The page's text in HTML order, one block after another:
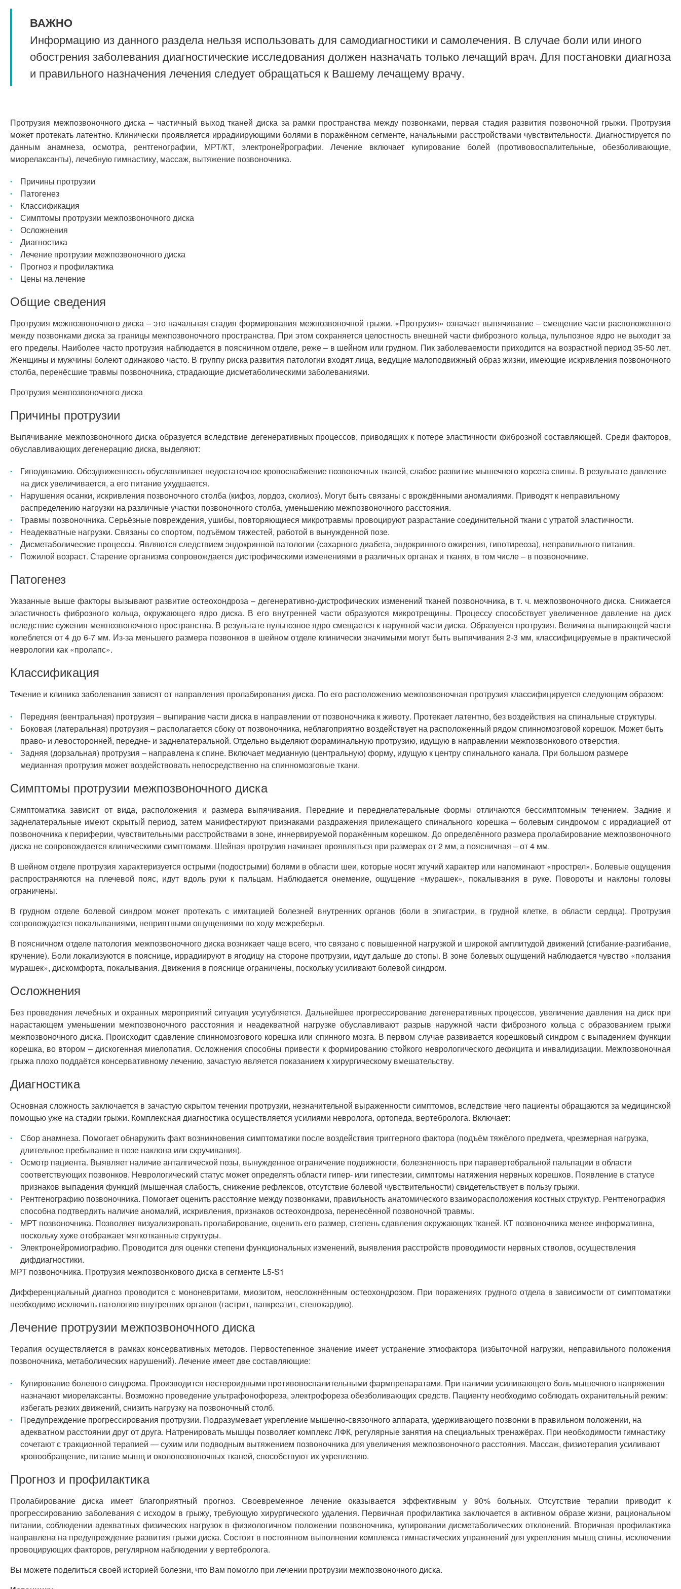
ВАЖНО
Информацию из данного раздела нельзя использовать для самодиагностики и самолечения. В случае боли или иного
обострения заболевания диагностические исследования должен назначать только лечащий врач. Для постановки диагноза
и правильного назначения лечения следует обращаться к Вашему лечащему врачу.
Протрузия межпозвоночного диска – частичный выход тканей диска за рамки пространства между позвонками, первая стадия развития позвоночной грыжи. Протрузия
может протекать латентно. Клинически проявляется иррадиирующими болями в поражённом сегменте, начальными расстройствами чувствительности. Диагностируется по
данным анамнеза, осмотра, рентгенографии, МРТ/КТ, электронейрографии. Лечение включает купирование болей (противовоспалительные, обезболивающие,
миорелаксанты), лечебную гимнастику, массаж, вытяжение позвоночника.
Причины протрузии
Патогенез
Классификация
Симптомы протрузии межпозвоночного диска
Осложнения
Диагностика
Лечение протрузии межпозвоночного диска
Прогноз и профилактика
Цены на лечение
Общие сведения
Протрузия межпозвоночного диска – это начальная стадия формирования межпозвоночной грыжи. «Протрузия» означает выпячивание – смещение части расположенного
между позвонками диска за границы межпозвоночного пространства. При этом сохраняется целостность внешней части фиброзного кольца, пульпозное ядро не выходит за
его пределы. Наиболее часто протрузия наблюдается в поясничном отделе, реже – в шейном или грудном. Пик заболеваемости приходится на возрастной период 35-50 лет.
Женщины и мужчины болеют одинаково часто. В группу риска развития патологии входят лица, ведущие малоподвижный образ жизни, имеющие искривления позвоночного
столба, перенёсшие травмы позвоночника, страдающие дисметаболическими заболеваниями.
Протрузия межпозвоночного диска
Причины протрузии
Выпячивание межпозвоночного диска образуется вследствие дегенеративных процессов, приводящих к потере эластичности фиброзной составляющей. Среди факторов,
обуславливающих дегенерацию диска, выделяют:
Гиподинамию. Обездвиженность обуславливает недостаточное кровоснабжение позвоночных тканей, слабое развитие мышечного корсета спины. В результате давление
на диск увеличивается, а его питание ухудшается.
Нарушения осанки, искривления позвоночного столба (кифоз, лордоз, сколиоз). Могут быть связаны с врождёнными аномалиями. Приводят к неправильному
распределению нагрузки на различные участки позвоночного столба, уменьшению межпозвоночного расстояния.
Травмы позвоночника. Серьёзные повреждения, ушибы, повторяющиеся микротравмы провоцируют разрастание соединительной ткани с утратой эластичности.
Неадекватные нагрузки. Связаны со спортом, подъёмом тяжестей, работой в вынужденной позе.
Дисметаболические процессы. Являются следствием эндокринной патологии (сахарного диабета, эндокринного ожирения, гипотиреоза), неправильного питания.
Пожилой возраст. Старение организма сопровождается дистрофическими изменениями в различных органах и тканях, в том числе – в позвоночнике.
Патогенез
Указанные выше факторы вызывают развитие остеохондроза – дегенеративно-дистрофических изменений тканей позвоночника, в т. ч. межпозвоночного диска. Снижается
эластичность фиброзного кольца, окружающего ядро диска. В его внутренней части образуются микротрещины. Процессу способствует увеличенное давление на диск
вследствие сужения межпозвоночного пространства. В результате пульпозное ядро смещается к наружной части диска. Образуется протрузия. Величина выпирающей части
колеблется от 4 до 6-7 мм. Из-за меньшего размера позвонков в шейном отделе клинически значимыми могут быть выпячивания 2-3 мм, классифицируемые в практической
неврологии как «пролапс».
Классификация
Течение и клиника заболевания зависят от направления пролабирования диска. По его расположению межпозвоночная протрузия классифицируется следующим образом:
Передняя (вентральная) протрузия – выпирание части диска в направлении от позвоночника к животу. Протекает латентно, без воздействия на спинальные структуры.
Боковая (латеральная) протрузия – располагается сбоку от позвоночника, неблагоприятно воздействует на расположенный рядом спинномозговой корешок. Может быть
право- и левосторонней, передне- и заднелатеральной. Отдельно выделяют фораминальную протрузию, идущую в направлении межпозвонкового отверстия.
Задняя (дорзальная) протрузия – направлена к спине. Включает медианную (центральную) форму, идущую к центру спинального канала. При большом размере
медианная протрузия может воздействовать непосредственно на спинномозговые ткани.
Симптомы протрузии межпозвоночного диска
Симптоматика зависит от вида, расположения и размера выпячивания. Передние и переднелатеральные формы отличаются бессимптомным течением. Задние и
заднелатеральные имеют скрытый период, затем манифестируют признаками раздражения прилежащего спинального корешка – болевым синдромом с иррадиацией от
позвоночника к периферии, чувствительными расстройствами в зоне, иннервируемой поражённым корешком. До определённого размера пролабирование межпозвоночного
диска не сопровождается клиническими симптомами. Шейная протрузия начинает проявляться при размерах от 2 мм, а поясничная – от 4 мм.
В шейном отделе протрузия характеризуется острыми (подострыми) болями в области шеи, которые носят жгучий характер или напоминают «прострел». Болевые ощущения
распространяются на плечевой пояс, идут вдоль руки к пальцам. Наблюдается онемение, ощущение «мурашек», покалывания в руке. Повороты и наклоны головы
ограничены.
В грудном отделе болевой синдром может протекать с имитацией болезней внутренних органов (боли в эпигастрии, в грудной клетке, в области сердца). Протрузия
сопровождается покалываниями, неприятными ощущениями по ходу межреберья.
В поясничном отделе патология межпозвоночного диска возникает чаще всего, что связано с повышенной нагрузкой и широкой амплитудой движений (сгибание-разгибание,
кручение). Боли локализуются в пояснице, иррадиируют в ягодицу на стороне протрузии, идут дальше до стопы. В зоне болевых ощущений наблюдается чувство «ползания
мурашек», дискомфорта, покалывания. Движения в пояснице ограничены, поскольку усиливают болевой синдром.
Осложнения
Без проведения лечебных и охранных мероприятий ситуация усугубляется. Дальнейшее прогрессирование дегенеративных процессов, увеличение давления на диск при
нарастающем уменьшении межпозвоночного расстояния и неадекватной нагрузке обуславливают разрыв наружной части фиброзного кольца с образованием грыжи
межпозвоночного диска. Происходит сдавление спинномозгового корешка или спинного мозга. В первом случае развивается корешковый синдром с выпадением функции
корешка, во втором – дискогенная миелопатия. Осложнения способны привести к формированию стойкого неврологического дефицита и инвалидизации. Межпозвоночная
грыжа плохо поддаётся консервативному лечению, зачастую является показанием к хирургическому вмешательству.
Диагностика
Основная сложность заключается в зачастую скрытом течении протрузии, незначительной выраженности симптомов, вследствие чего пациенты обращаются за медицинской
помощью уже на стадии грыжи. Комплексная диагностика осуществляется усилиями невролога, ортопеда, вертебролога. Включает:
Сбор анамнеза. Помогает обнаружить факт возникновения симптоматики после воздействия триггерного фактора (подъём тяжёлого предмета, чрезмерная нагрузка,
длительное пребывание в позе наклона или скручивания).
Осмотр пациента. Выявляет наличие анталгической позы, вынужденное ограничение подвижности, болезненность при паравертебральной пальпации в области
соответствующих позвонков. Неврологический статус может определять области гипер- или гипестезии, симптомы натяжения нервных корешков. Появление в статусе
признаков выпадения функций (мышечная слабость, снижение рефлексов, отсутствие болевой чувствительности) свидетельствует в пользу грыжи.
Рентгенографию позвоночника. Помогает оценить расстояние между позвонками, правильность анатомического взаиморасположения костных структур. Рентгенография
способна подтвердить наличие аномалий, искривления, признаков остеохондроза, перенесённой позвоночной травмы.
МРТ позвоночника. Позволяет визуализировать пролабирование, оценить его размер, степень сдавления окружающих тканей. КТ позвоночника менее информативна,
поскольку хуже отображает мягкотканные структуры.
Электронейромиографию. Проводится для оценки степени функциональных изменений, выявления расстройств проводимости нервных стволов, осуществления
дифдиагностики.
МРТ позвоночника. Протрузия межпозвонкового диска в сегменте L5-S1
Дифференциальный диагноз проводится с мононевритами, миозитом, неосложнённым остеохондрозом. При поражениях грудного отдела в зависимости от симптоматики
необходимо исключить патологию внутренних органов (гастрит, панкреатит, стенокардию).
Лечение протрузии межпозвоночного диска
Терапия осуществляется в рамках консервативных методов. Первостепенное значение имеет устранение этиофактора (избыточной нагрузки, неправильного положения
позвоночника, метаболических нарушений). Лечение имеет две составляющие:
Купирование болевого синдрома. Производится нестероидными противовоспалительными фармпрепаратами. При наличии усиливающего боль мышечного напряжения
назначают миорелаксанты. Возможно проведение ультрафонофореза, электрофореза обезболивающих средств. Пациенту необходимо соблюдать охранительный режим:
избегать резких движений, снизить нагрузку на позвоночный столб.
Предупреждение прогрессирования протрузии. Подразумевает укрепление мышечно-связочного аппарата, удерживающего позвонки в правильном положении, на
адекватном расстоянии друг от друга. Натренировать мышцы позволяет комплекс ЛФК, регулярные занятия на специальных тренажёрах. При необходимости гимнастику
сочетают с тракционной терапией — сухим или подводным вытяжением позвоночника для увеличения межпозвоночного расстояния. Массаж, физиотерапия усиливают
кровообращение, питание мышц и околопозвоночных тканей, способствуют их укреплению.
Прогноз и профилактика
Пролабирование диска имеет благоприятный прогноз. Своевременное лечение оказывается эффективным у 90% больных. Отсутствие терапии приводит к
прогрессированию заболевания с исходом в грыжу, требующую хирургического удаления. Первичная профилактика заключается в активном образе жизни, рациональном
питании, соблюдении адекватных физических нагрузок в физиологичном положении позвоночника, купировании дисметаболических отклонений. Вторичная профилактика
направлена на предупреждение развития грыжи диска. Состоит в постоянном выполнении комплекса гимнастических упражнений для укрепления мышц спины, исключении
провоцирующих факторов, регулярном наблюдении у вертебролога.
Вы можете поделиться своей историей болезни, что Вам помогло при лечении протрузии межпозвоночного диска.